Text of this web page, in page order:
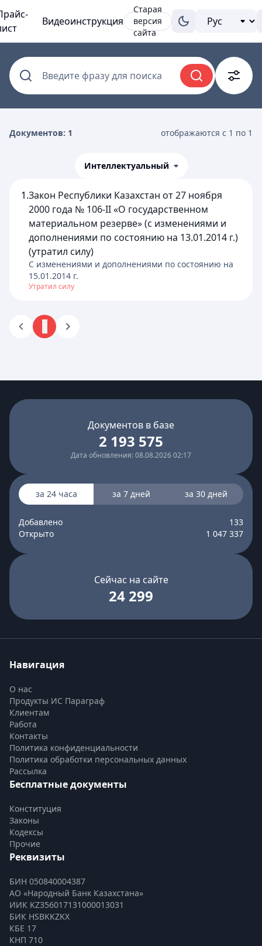
Видеоинструкция
Старая
версия
сайта
Введите фразу для поиска
Документов: 1 отображаются с 1 по 1
Интеллектуальный
1.Закон Республики Казахстан от 27 ноября
2000 года № 106-II «О государственном
материальном резерве» (с изменениями и
дополнениями по состоянию на 13.01.2014 г.)
(утратил силу)
C изменениями и дополнениями по состоянию на
15.01.2014 г.
Утратил силу
Документов в базе
2 193 575
Дата обновления: 08.08.2026 02:17
за 24 часа за 7 дней за 30 дней
Добавлено
133
Открыто
1 047 337
Сейчас на сайте
24 299
Навигация
О нас
Продукты ИС Параграф
Клиентам
Работа
Контакты
Политика конфиденциальности
Политика обработки персональных данных
Рассылка
Бесплатные документы
Конституция
Законы
Кодексы
Прочие
Реквизиты
БИН 050840004387
АО «Народный Банк Казахстана»
ИИК KZ356017131000013031
БИК HSBKKZKX
КБЕ 17
КНП 710